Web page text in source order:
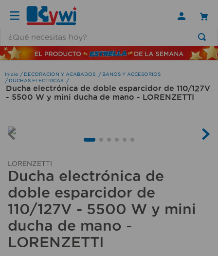
DECORACION Y ACABADOS
BANOS Y ACCESORIOS
DUCHAS ELECTRICAS
Ducha electrónica de doble esparcidor de 110/127V
- 5500 W y mini ducha de mano - LORENZETTI
LORENZETTI
Ducha electrónica de
doble esparcidor de
110/127V - 5500 W y mini
ducha de mano -
LORENZETTI
TÉRMINOS MÁS BUSCADOS
1 .
lamparas
2.
ducha
5.
7.
aspiradora
8.
taladro
9 .
cerradura
10
fregadero